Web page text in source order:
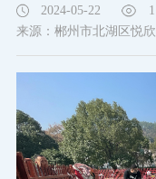
2024-05-22
来源：郴州市北湖区悦